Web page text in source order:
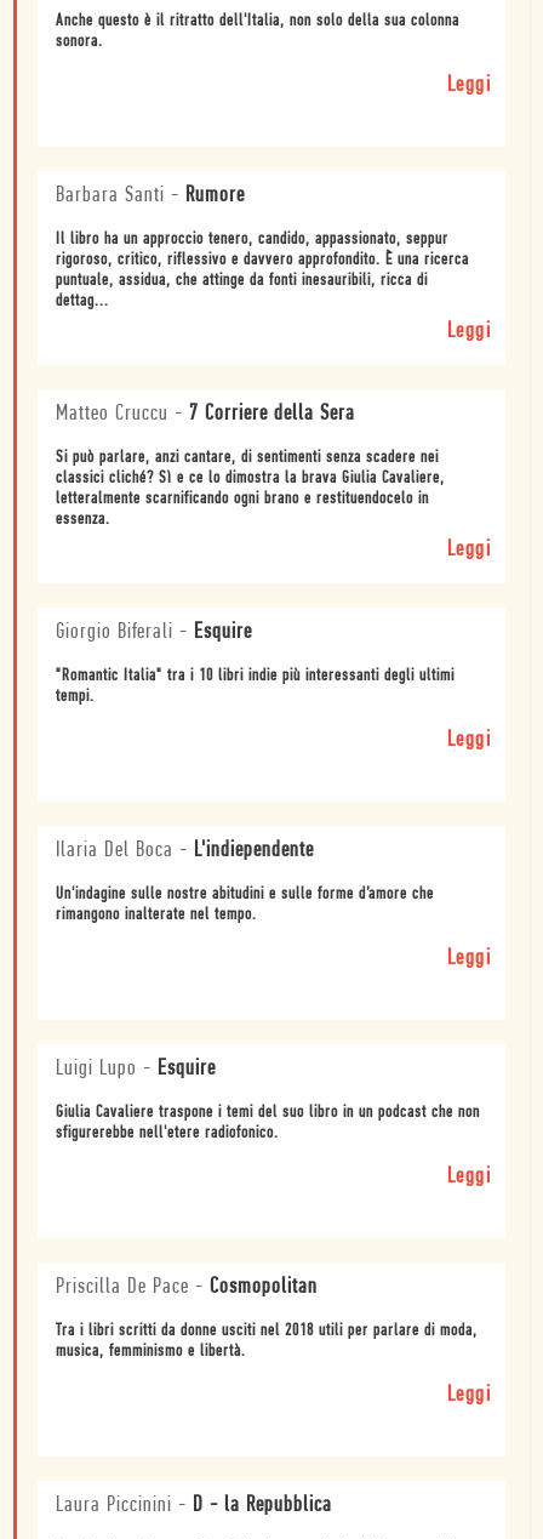
Anche questo è il ritratto dell'Italia, non solo della sua colonna
sonora.
Leggi
Barbara Santi - Rumore
Il libro ha un approccio tenero, candido, appassionato, seppur
rigoroso, critico, riflessivo e davvero approfondito. È una ricerca
puntuale, assidua, che attinge da fonti inesauribili, ricca di
dettag...
Leggi
Matteo Cruccu - 7 Corriere della Sera
Si può parlare, anzi cantare, di sentimenti senza scadere nei
classici cliché? Sì e ce lo dimostra la brava Giulia Cavaliere,
letteralmente scarnificando ogni brano e restituendocelo in
essenza.
Leggi
Giorgio Biferali - Esquire
"Romantic Italia" tra i 10 libri indie più interessanti degli ultimi
tempi.
Leggi
Ilaria Del Boca - L'indiependente
Un'indagine sulle nostre abitudini e sulle forme d’amore che
rimangono inalterate nel tempo.
Leggi
Luigi Lupo - Esquire
Giulia Cavaliere traspone i temi del suo libro in un podcast che non
sfigurerebbe nell'etere radiofonico.
Leggi
Priscilla De Pace - Cosmopolitan
Tra i libri scritti da donne usciti nel 2018 utili per parlare di moda,
musica, femminismo e libertà.
Leggi
Laura Piccinini - D - la Repubblica